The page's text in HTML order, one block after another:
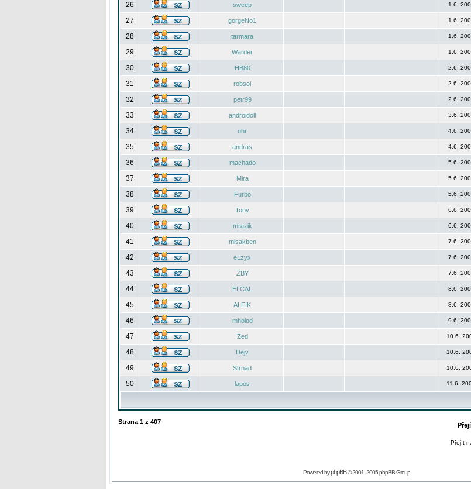
26
sweep 1.6.
27
gorgeNo1 1.6.
28
tarmara 1.6.
29
Warder 1.6.
30
HB80 2.6.
31
robsol 2.6.
32
petr99 2.6.
33
androidoll 3.6.
34
ohr 4.6.
35
andras 4.6.
36
machado 5.6.
37
Mira 5.6.
38
Furbo 5.6.
39
Tony 6.6.
40
mrazik 6.6.
41
misakben 7.6.
42
eLzyx 7.6.
43
ZBY 7.6.
44
ELCAL 8.6.
45
ALFIK 8.6.
46
mholod 9.6.
47
Zed 10.6.
48
Dejv 10.6.
49
Strnad 10.6.
50
lapos 11.6.
Strana 1 z 407
Přejít
Powered byphpBB© 2001, 2005 phpBB Group